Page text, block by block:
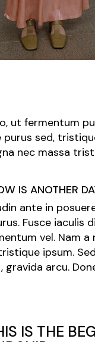
ut fermentum
sed,
nec massa
IS ANOTHER
ante in
Fusce iaculis
vel. Nam a
ipsum.
arcu.
IS THE